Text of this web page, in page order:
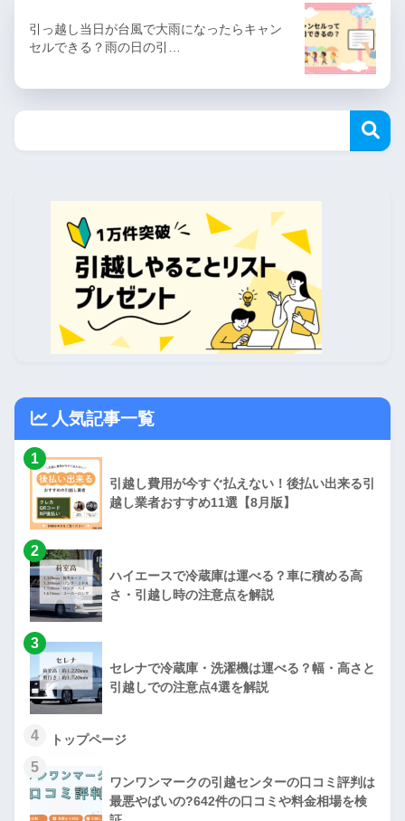
引っ越し当日が台風で大雨になったらキャン
セルできる？雨の日の引…
人気記事一覧
1
引越し費用が今すぐ払えない！後払い出来る引
越し業者おすすめ11選【8月版】
2
ハイエースで冷蔵庫は運べる？車に積める高
さ・引越し時の注意点を解説
3
セレナで冷蔵庫・洗濯機は運べる？幅・高さと
引越しでの注意点4選を解説
4 トップページ
5
ワンワンマークの引越センターの口コミ評判は
最悪やばいの?642件の口コミや料金相場を検